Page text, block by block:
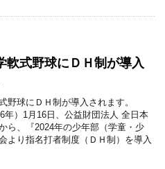
軟式野球にＤＨ制が導入
野球にＤＨ制が導入されます。
年）1月16日、公益財団法人 全日本
ら、『2024年の少年部（学童・少
より指名打者制度（ＤＨ制）を導入